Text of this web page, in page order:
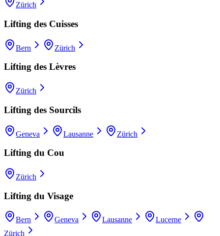
Zürich
Lifting des Cuisses
Bern Zürich
Lifting des Lèvres
Zürich
Lifting des Sourcils
Geneva Lausanne Zürich
Lifting du Cou
Zürich
Lifting du Visage
Bern Geneva Lausanne
Lucerne
Zürich